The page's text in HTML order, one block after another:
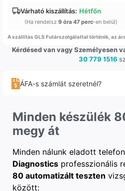
Várható kiszállítás: Hétfőn
(Ha rendelsz 9 óra 47 perc-en belül)
A szállítás GLS Futárszolgálattal történik, az
Kérdésed van vagy Személyesen
30 779 1516
ÁFA-s számlát szeretnél?
Minden készülék
megy át
Minden nálunk eladott
Diagnostics professzionális
80 automatizált teszten
között: